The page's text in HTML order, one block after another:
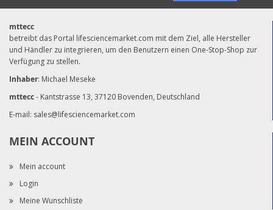
mttecc
betreibt das Portal lifesciencemarket.com mit dem Ziel, alle Hersteller
und Händler zu integrieren, um den Benutzern einen One-Stop-Shop zur
Verfügung zu stellen.
Inhaber: Michael Meseke
mttecc- Kantstrasse 13, 37120 Bovenden, Deutschland
E-mail: sales@lifesciencemarket.com
MEIN ACCOUNT
Mein account
Login
Meine Wunschliste